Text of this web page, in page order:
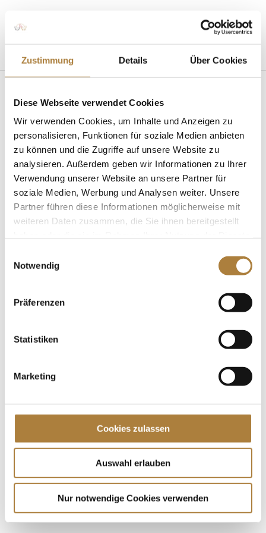
Zustimmung Details Über Cookies
Diese Webseite verwendet Cookies
Wir verwenden Cookies, um Inhalte und Anzeigen zu
personalisieren, Funktionen für soziale Medien anbieten
zu können und die Zugriffe auf unsere Website zu
analysieren. Außerdem geben wir Informationen zu Ihrer
Verwendung unserer Website an unsere Partner für
soziale Medien, Werbung und Analysen weiter. Unsere
Partner führen diese Informationen möglicherweise mit
weiteren Daten zusammen, die Sie ihnen bereitgestellt
Notwendig
Präferenzen
Statistiken
Marketing
Cookies zulassen
Auswahl erlauben
Nur notwendige Cookies verwenden
Seite wählen
Info-Stewards wieder vor Ort beim CHIO
Aachen
von Insa Strothmann| 03. Juli 2025 Info-Stewards
News
Interview mit Thies Kaspareit zu den Aufgaben am
Vorbereitungsplatz Die Info-Stewards der Deutschen
Reiterlichen Vereinigung (FN) stehen auch in diesem
Jahr beim CHIO Aachen wieder als Ansprechpartner
für Medienvertreter und Zuschauer an den
Jede Spende zählt!
Talentpool-Athlet Calvin Böckmann wird U25-
100. Geburtstag von HGW: Warendorf erinnert an
eine Legende des Pferdesports
Goldenes Reitabzeichen für Carolina Miesner